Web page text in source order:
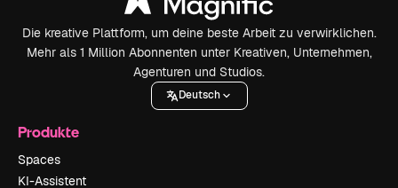
Die kreative Plattform, um deine beste Arbeit zu verwirklichen.
Mehr als 1 Million Abonnenten unter Kreativen, Unternehmen,
Agenturen und Studios.
Deutsch
Produkte
Spaces
KI-Assistent